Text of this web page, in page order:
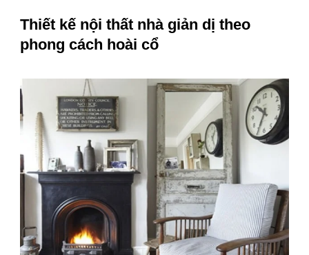
Thiết kế nội thất nhà giản dị theo
phong cách hoài cổ